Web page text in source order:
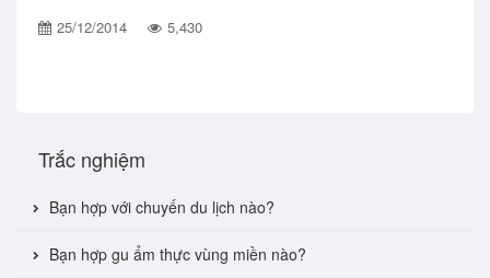
25/12/2014 5,430
Trắc nghiệm
Bạn hợp với chuyến du lịch nào?
Bạn hợp gu ẩm thực vùng miền nào?